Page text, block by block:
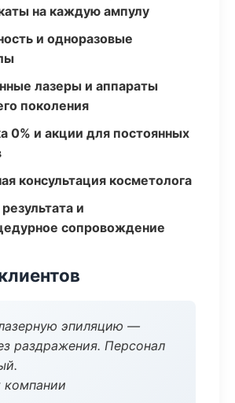
на каждую ампулу
и одноразовые
лазеры и аппараты
поколения
0% и акции для постоянных
консультация косметолога
и
сопровождение
эпиляцию —
раздражения. Персонал